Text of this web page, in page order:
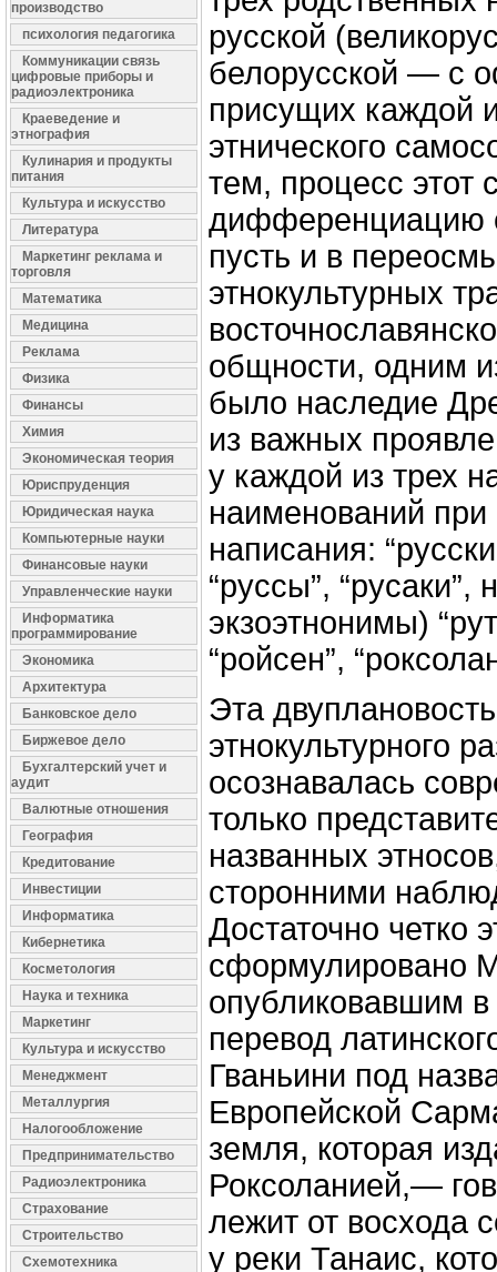
производство
психология педагогика
Коммуникации связь
цифровые приборы и
радиоэлектроника
Краеведение и
этнография
Кулинария и продукты
питания
Культура и искусство
Литература
Маркетинг реклама и
торговля
Математика
Медицина
Реклама
Физика
Финансы
Химия
Экономическая теория
Юриспруденция
Юридическая наука
Компьютерные науки
Финансовые науки
Управленческие науки
Информатика
программирование
Экономика
Архитектура
Банковское дело
Биржевое дело
Бухгалтерский учет и
аудит
Валютные отношения
География
Кредитование
Инвестиции
Информатика
Кибернетика
Косметология
Наука и техника
Маркетинг
Культура и искусство
Менеджмент
Металлургия
Налогообложение
Предпринимательство
Радиоэлектроника
Страхование
Строительство
Схемотехника
русской
белорусской — с
присущих каждой
этнического
тем, процесс этот
дифференциацию
пусть и в
этнокультурных
общности, одним
было наследие
из важных
у каждой из трех
наименований при
написания:
“руссы”, “русаки”,
экзоэтнонимы)
“ройсен”,
Эта
этнокультурного
осознавалась
только
названных
сторонними
Достаточно четко
сформулировано
опубликовавшим в
перевод
Гваньини под
Европейской
земля, которая
Роксоланией,—
лежит от восхода
у реки Танаис,